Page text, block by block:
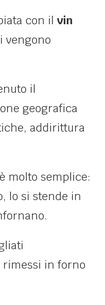
con il vin
vengono
il
geografica
addirittura
molto semplice:
lo si stende in
rimessi in forno